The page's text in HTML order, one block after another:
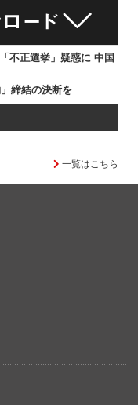
不正選挙」疑惑に 中国
締結の決断を
一覧はこちら